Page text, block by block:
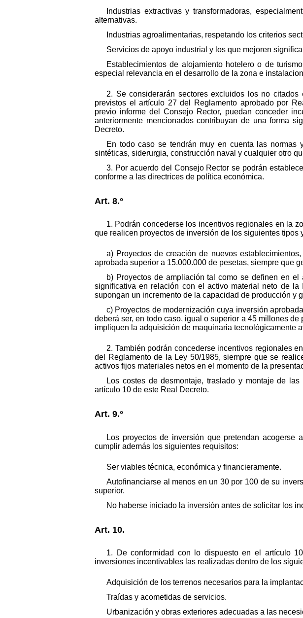
Industrias extractivas y transformadoras,
alternativas.
Industrias agroalimentarias, respetando los criterios
Servicios de apoyo industrial y los que mejoren
Establecimientos de alojamiento hotelero o de
especial relevancia en el desarrollo de la zona e
2. Se considerarán sectores excluidos los no
previstos el artículo 27 del Reglamento aprobado por
previo informe del Consejo Rector, puedan conceder
anteriormente mencionados contribuyan de una forma
Decreto.
En todo caso se tendrán muy en cuenta las
sintéticas, siderurgia, construcción naval y cualquier otro
3. Por acuerdo del Consejo Rector se podrán
conforme a las directrices de política económica.
Art. 8.°
1. Podrán concederse los incentivos regionales en la
que realicen proyectos de inversión de los siguientes tipos
a) Proyectos de creación de nuevos
aprobada superior a 15.000.000 de pesetas, siempre que
b) Proyectos de ampliación tal como se definen en
significativa en relación con el activo material neto de
supongan un incremento de la capacidad de producción y
c) Proyectos de modernización cuya inversión
deberá ser, en todo caso, igual o superior a 45 millones
impliquen la adquisición de maquinaria tecnológicamente
2. También podrán concederse incentivos regionales
del Reglamento de la Ley 50/1985, siempre que se
activos fijos materiales netos en el momento de la
Los costes de desmontaje, traslado y montaje de
artículo 10 de este Real Decreto.
Art. 9.°
Los proyectos de inversión que pretendan acogerse
cumplir además los siguientes requisitos:
Ser viables técnica, económica y financieramente.
Autofinanciarse al menos en un 30 por 100 de su
superior.
No haberse iniciado la inversión antes de solicitar los
Art. 10.
1. De conformidad con lo dispuesto en el artículo
inversiones incentivables las realizadas dentro de los
Adquisición de los terrenos necesarios para la
Traídas y acometidas de servicios.
Urbanización y obras exteriores adecuadas a las